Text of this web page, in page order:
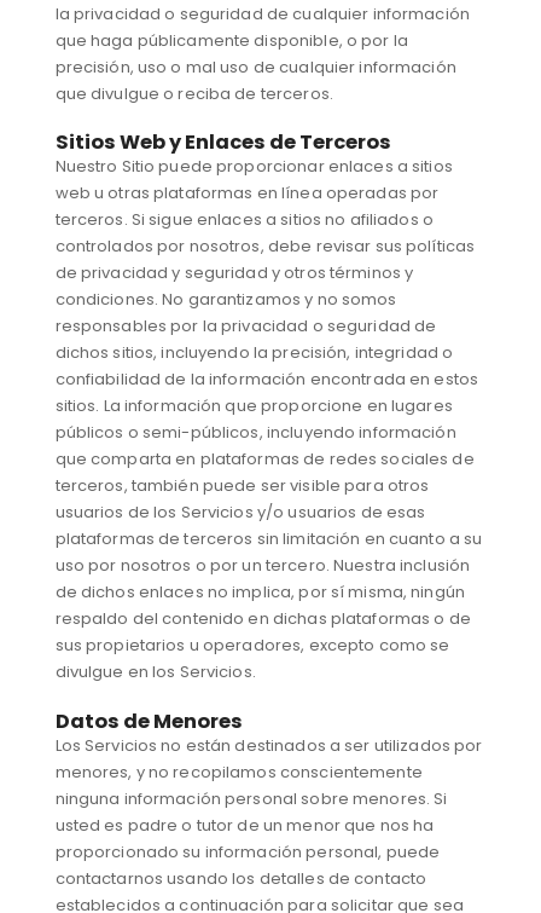
la privacidad o seguridad de cualquier información
que haga públicamente disponible, o por la
precisión, uso o mal uso de cualquier información
que divulgue o reciba de terceros.
Sitios Web y Enlaces de Terceros
Nuestro Sitio puede proporcionar enlaces a sitios
web u otras plataformas en línea operadas por
terceros. Si sigue enlaces a sitios no afiliados o
controlados por nosotros, debe revisar sus políticas
de privacidad y seguridad y otros términos y
condiciones. No garantizamos y no somos
responsables por la privacidad o seguridad de
dichos sitios, incluyendo la precisión, integridad o
confiabilidad de la información encontrada en estos
sitios. La información que proporcione en lugares
públicos o semi-públicos, incluyendo información
que comparta en plataformas de redes sociales de
terceros, también puede ser visible para otros
usuarios de los Servicios y/o usuarios de esas
plataformas de terceros sin limitación en cuanto a su
uso por nosotros o por un tercero. Nuestra inclusión
de dichos enlaces no implica, por sí misma, ningún
respaldo del contenido en dichas plataformas o de
sus propietarios u operadores, excepto como se
divulgue en los Servicios.
Datos de Menores
Los Servicios no están destinados a ser utilizados por
menores, y no recopilamos conscientemente
ninguna información personal sobre menores. Si
usted es padre o tutor de un menor que nos ha
proporcionado su información personal, puede
contactarnos usando los detalles de contacto
establecidos a continuación para solicitar que sea